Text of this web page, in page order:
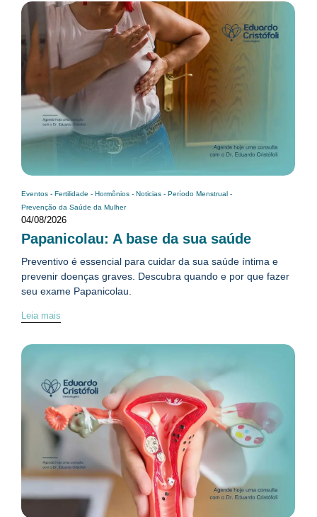
Eventos - Fertilidade - Hormônios - Noticias - Período Menstrual -
Prevenção da Saúde da Mulher
04/08/2026
Papanicolau: A base da sua saúde
Preventivo é essencial para cuidar da sua saúde íntima e
prevenir doenças graves. Descubra quando e por que fazer
seu exame Papanicolau.
Leia mais